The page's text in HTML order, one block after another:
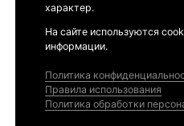
характер.
На сайте используются
информации.
Политика
Правила использования
Политика обработки